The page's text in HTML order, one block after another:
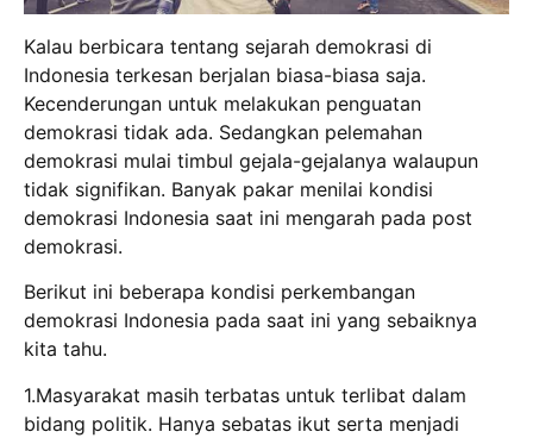
Kalau berbicara tentang sejarah demokrasi di
Indonesia terkesan berjalan biasa-biasa saja.
Kecenderungan untuk melakukan penguatan
demokrasi tidak ada. Sedangkan pelemahan
demokrasi mulai timbul gejala-gejalanya walaupun
tidak signifikan. Banyak pakar menilai kondisi
demokrasi Indonesia saat ini mengarah pada post
demokrasi.
Berikut ini beberapa kondisi perkembangan
demokrasi Indonesia pada saat ini yang sebaiknya
kita tahu.
1.Masyarakat masih terbatas untuk terlibat dalam
bidang politik. Hanya sebatas ikut serta menjadi